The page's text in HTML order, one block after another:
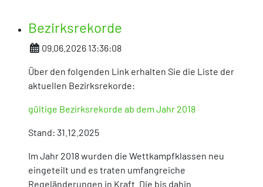
Bezirksrekorde
Details09.06.2026 13:36:08
Über den folgenden Link erhalten Sie die Liste der
aktuellen Bezirksrekorde:
gültige Bezirksrekorde ab dem Jahr 2018
Stand: 31.12.2025
Im Jahr 2018 wurden die Wettkampfklassen neu
eingeteilt und es traten umfangreiche
Regeländerungen in Kraft. Die bis dahin